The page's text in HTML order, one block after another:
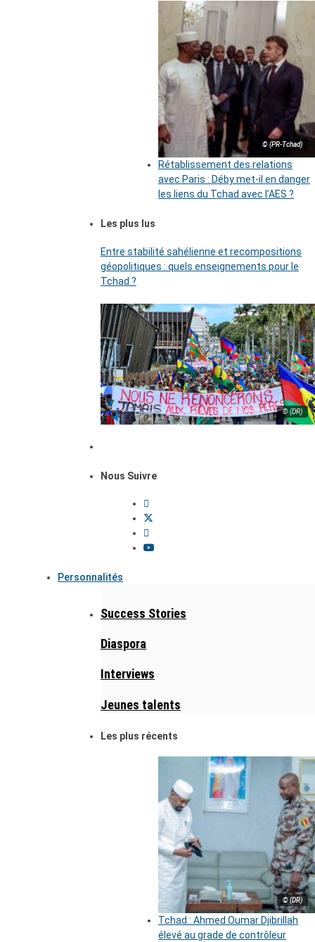
© (PR-Tchad)
Rétablissement des relations
avec Paris : Déby met-il en danger
les liens du Tchad avec l’AES ?
Les plus lus
Entre stabilité sahélienne et recompositions
géopolitiques : quels enseignements pour le
Tchad ?
© (DR)
Nous Suivre
Personnalités
Success Stories
Diaspora
Interviews
Jeunes talents
Les plus récents
© (DR)
Tchad : Ahmed Oumar Djibrillah
élevé au grade de contrôleur